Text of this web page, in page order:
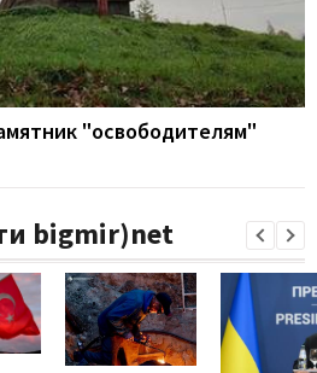
"освободителям"
bigmir)net